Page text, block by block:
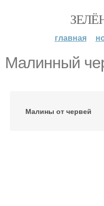
главная
Малинный
Малины от червей